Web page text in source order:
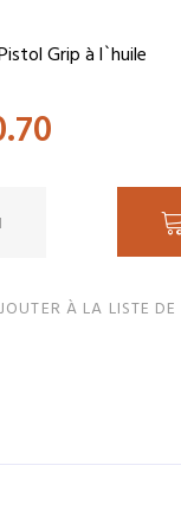
Grip à l`huile
À LA LISTE